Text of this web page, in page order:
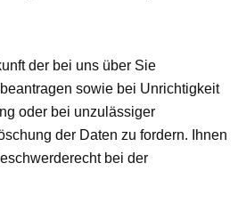
der bei uns über Sie
sowie bei Unrichtigkeit
oder bei unzulässiger
der Daten zu fordern. Ihnen
bei der